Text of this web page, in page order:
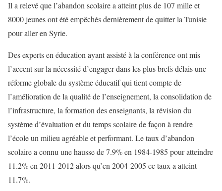
Il a relevé que l’abandon scolaire a atteint plus de 107 mille et
8000 jeunes ont été empêchés dernièrement de quitter la Tunisie
pour aller en Syrie.
Des experts en éducation ayant assisté à la conférence ont mis
l’accent sur la nécessité d’engager dans les plus brefs délais une
réforme globale du système éducatif qui tient compte de
l’amélioration de la qualité de l’enseignement, la consolidation de
l’infrastructure, la formation des enseignants, la révision du
système d’évaluation et du temps scolaire de façon à rendre
l’école un milieu agréable et performant. Le taux d’abandon
scolaire a connu une hausse de 7.9% en 1984-1985 pour atteindre
11.2% en 2011-2012 alors qu’en 2004-2005 ce taux a atteint
11.7%.